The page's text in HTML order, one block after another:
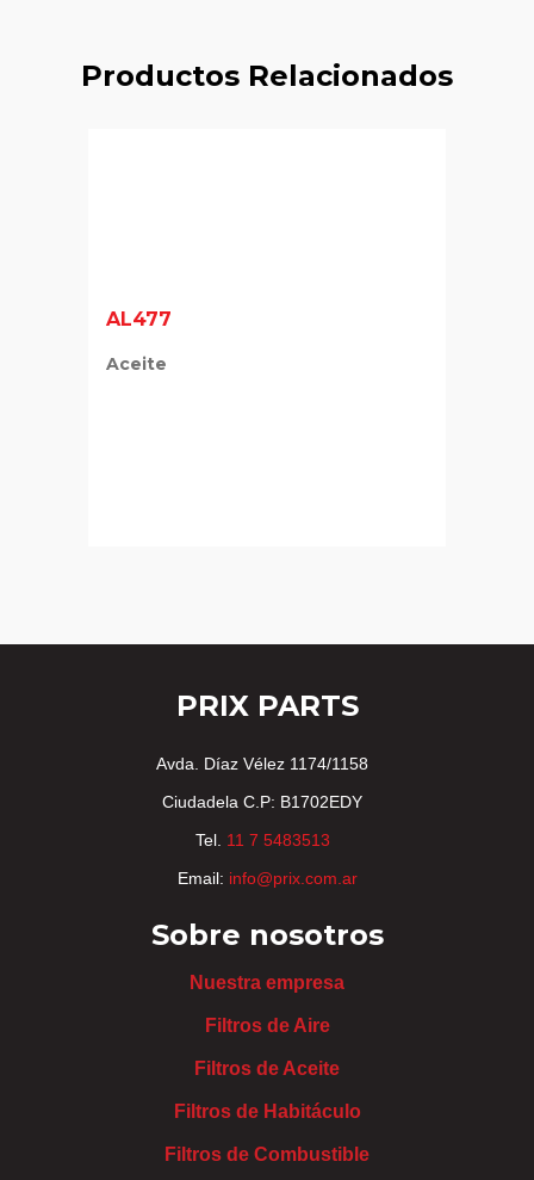
Productos Relacionados
AL477
Aceite
PRIX PARTS
Avda. Díaz Vélez 1174/1158
Ciudadela C.P: B1702EDY
Tel. 11 7 5483513
Email: info@prix.com.ar
Sobre nosotros
Nuestra empresa
Filtros de Aire
Filtros de Aceite
Filtros de Habitáculo
Filtros de Combustible